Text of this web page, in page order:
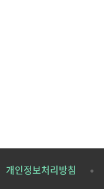
개인정보처리방침